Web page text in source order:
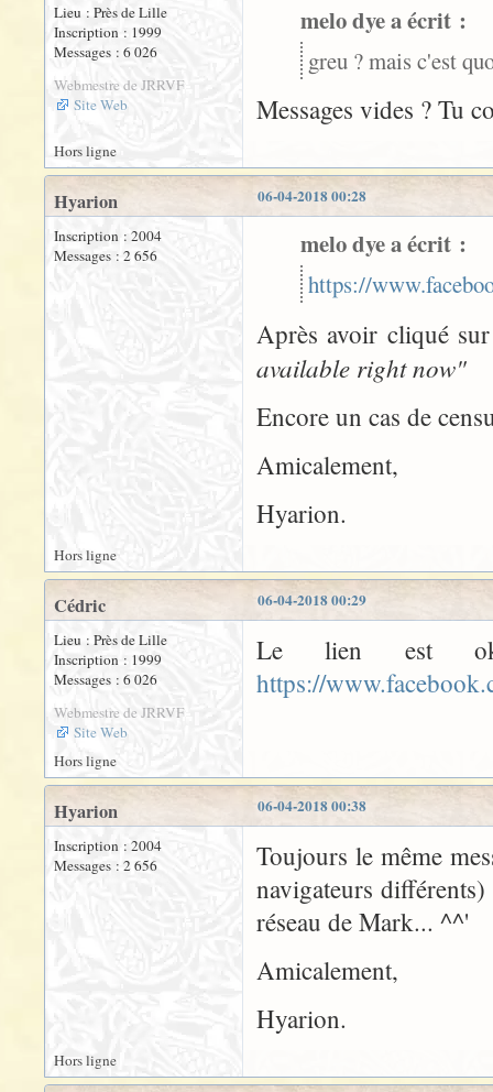
Lieu : Près de Lille
Inscription : 1999
Messages : 6 026
Webmestre de JRRVF
Site Web
melo dye a écrit :
greu ? mais c'est
Messages vides ? Tu
Hors ligne
06-04-2018 00:28
Hyarion
Inscription : 2004
Messages : 2 656
melo dye a écrit :
https://
Après avoir cliqué
available right now"
Encore un cas de
Amicalement,
Hyarion.
Hors ligne
06-04-2018 00:29
Cédric
Lieu : Près de Lille
Inscription : 1999
Messages : 6 026
Webmestre de JRRVF
Site Web
Le lien est
https://
Hors ligne
06-04-2018 00:38
Hyarion
Inscription : 2004
Messages : 2 656
Toujours le même
navigateurs
réseau de Mark... ^^'
Amicalement,
Hyarion.
Hors ligne